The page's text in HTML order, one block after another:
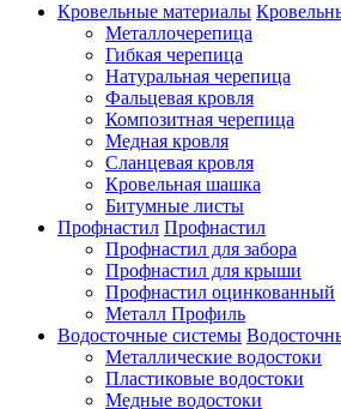
Кровельные материалы
Металлочерепица
Гибкая черепица
Натуральная черепица
Фальцевая кровля
Композитная черепица
Медная кровля
Сланцевая кровля
Кровельная шашка
Битумные листы
Профнастил Профнастил
Профнастил для забора
Профнастил для крыши
Профнастил оцинкованный
Металл Профиль
Водосточные системы
Металлические водостоки
Пластиковые водостоки
Медные водостоки